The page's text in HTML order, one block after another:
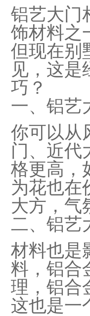
铝艺大门
饰材料之
但现在别
见，这是
巧？
一、铝艺
你可以从
门、近代
格更高，
为花也在
大方，气
二、铝艺
材料也是
料，铝合
理，铝合
这也是一